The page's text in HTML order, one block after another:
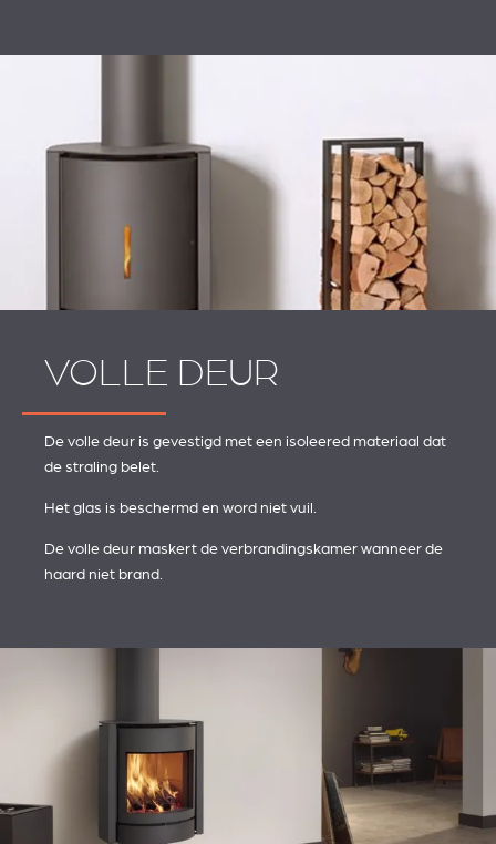
VOLLE DEUR
De volle deur is gevestigd met een isoleered materiaal dat
de straling belet.
Het glas is beschermd en word niet vuil.
De volle deur maskert de verbrandingskamer wanneer de
haard niet brand.